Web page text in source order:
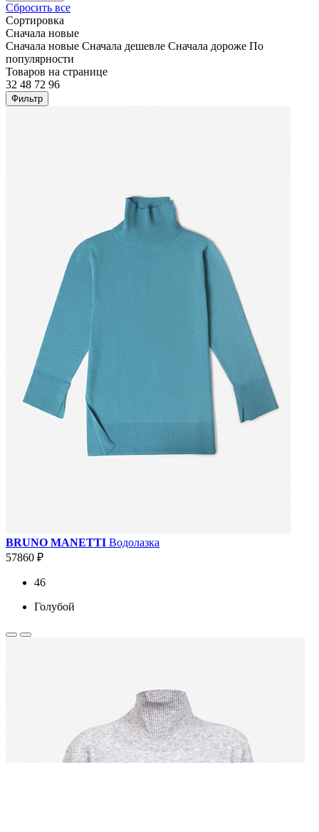
Сбросить все
Сортировка
Сначала новые
Сначала новые Сначала дешевле Сначала дороже По
популярности
Товаров на странице
32 48 72 96
Фильтр
BRUNO MANETTI Водолазка
57860 ₽
46
Голубой